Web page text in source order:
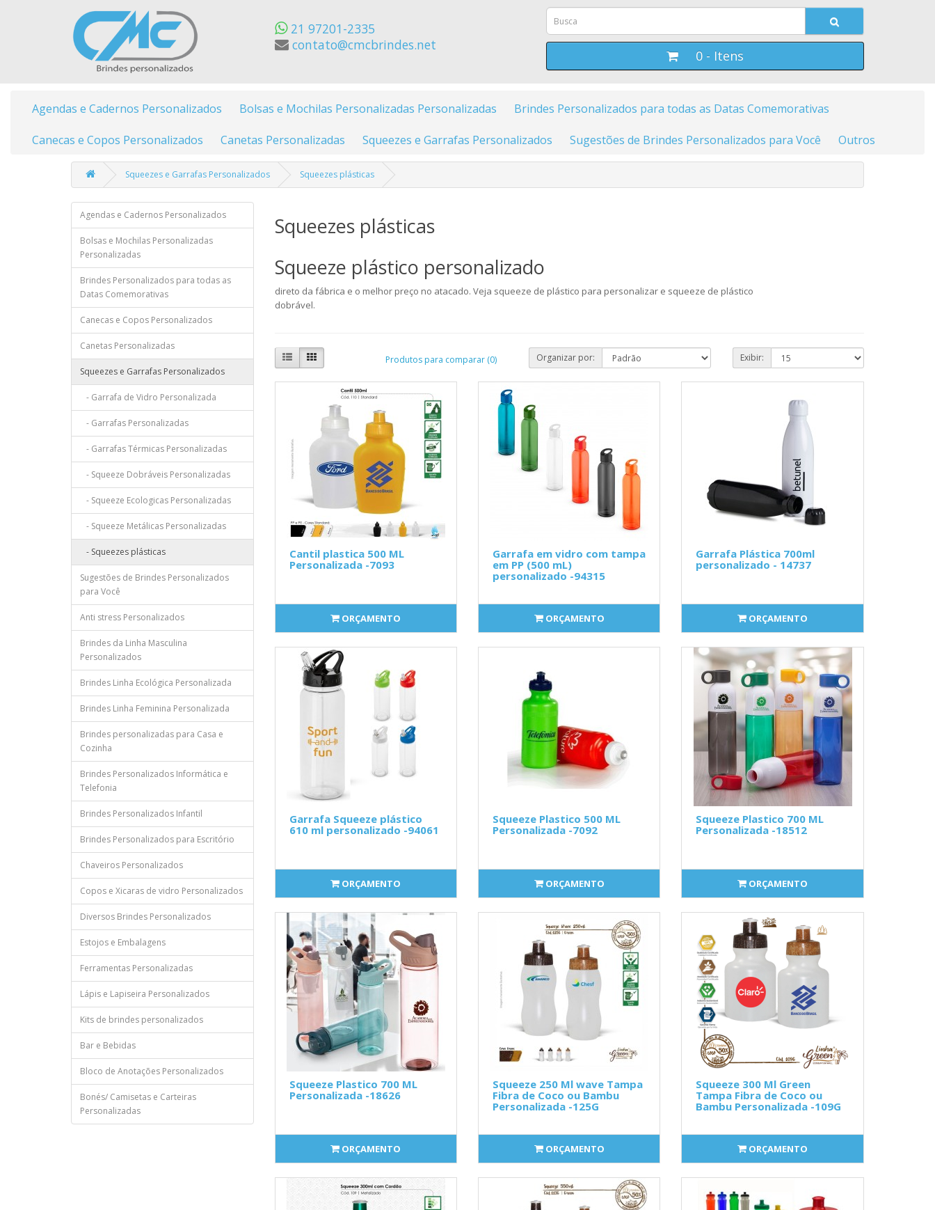
21 97201-2335
contato@cmcbrindes.net
0 - Itens
Agendas e Cadernos Personalizados Bolsas e Mochilas Personalizadas Personalizadas Brindes Personalizados para todas as Datas Comemorativas
Canecas e Copos Personalizados Canetas Personalizadas Squeezes e Garrafas Personalizados Sugestões de Brindes Personalizados para Você Outros
Squeezes e Garrafas Personalizados Squeezes plásticas
Agendas e Cadernos Personalizados
Bolsas e Mochilas Personalizadas
Personalizadas
Brindes Personalizados para todas as
Datas Comemorativas
Canecas e Copos Personalizados
Canetas Personalizadas
Squeezes e Garrafas Personalizados
- Garrafa de Vidro Personalizada
- Garrafas Personalizadas
- Garrafas Térmicas Personalizadas
- Squeeze Dobráveis Personalizadas
- Squeeze Ecologicas Personalizadas
- Squeeze Metálicas Personalizadas
- Squeezes plásticas
Sugestões de Brindes Personalizados
para Você
Anti stress Personalizados
Brindes da Linha Masculina
Personalizados
Brindes Linha Ecológica Personalizada
Brindes Linha Feminina Personalizada
Brindes personalizadas para Casa e
Cozinha
Brindes Personalizados Informática e
Telefonia
Brindes Personalizados Infantil
Brindes Personalizados para Escritório
Chaveiros Personalizados
Copos e Xicaras de vidro Personalizados
Diversos Brindes Personalizados
Estojos e Embalagens
Ferramentas Personalizadas
Lápis e Lapiseira Personalizados
Kits de brindes personalizados
Bar e Bebidas
Bloco de Anotações Personalizados
Bonés/ Camisetas e Carteiras
Personalizadas
Squeezes plásticas
Squeeze plástico personalizado
direto da fábrica e o melhor preço no atacado. Veja squeeze de plástico para personalizar e squeeze de plástico
dobrável.
Produtos para comparar (0) Organizar por: Exibir:
Cantil plastica 500 ML
Personalizada -7093
ORÇAMENTO
Garrafa em vidro com tampa
em PP (500 mL)
personalizado -94315
ORÇAMENTO
Garrafa Plástica 700ml
personalizado - 14737
ORÇAMENTO
Garrafa Squeeze plástico
610 ml personalizado -94061
ORÇAMENTO
Squeeze Plastico 500 ML
Personalizada -7092
ORÇAMENTO
Squeeze Plastico 700 ML
Personalizada -18512
ORÇAMENTO
Squeeze Plastico 700 ML
Personalizada -18626
ORÇAMENTO
Squeeze 250 Ml wave Tampa
Fibra de Coco ou Bambu
Personalizada -125G
ORÇAMENTO
Squeeze 300 Ml Green
Tampa Fibra de Coco ou
Bambu Personalizada -109G
ORÇAMENTO